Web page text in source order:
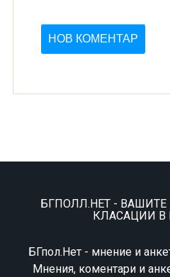
НОВ КОМЕНТАР
БГПОЛЛ.НЕТ -
КЛАСАЦИИ В
БГпол.Нет - мнение и
Мнения, коментари и